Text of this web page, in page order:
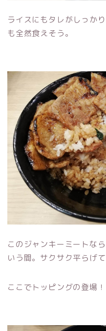
ライスにもタレがしっか
も全然食えそう。
このジャンキーミートな
いう間。サクサク平らげて
ここでトッピングの登場！